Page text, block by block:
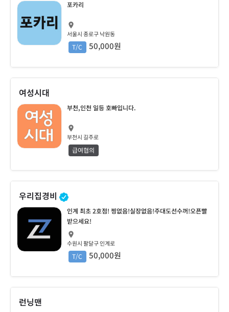
포카리
서울시 종로구 낙원동
T/C 50,000원
여성시대
부천,인천 일등 호빠입니다.
부천시 길주로
급여협의
우리집경비
인계 최초 2호점! 찡없음!실장없음!주대도선수꺼!오픈빨
받으세요!
수원시 팔달구 인계로
T/C 50,000원
런닝맨